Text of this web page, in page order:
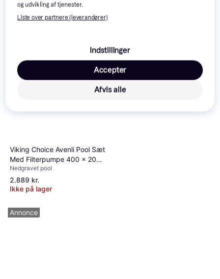
Swim & Fun Inground Pool
26.131 kr.
Viking Choice Avenli Pool Sæt
Med Filterpumpe 400 x 200
x 99 cm
Nedgravet pool
2.889 kr.
Ikke på lager
Annonce
og udvikling af tjenester.
Liste over partnere (leverandører)
Indstillinger
Afvis alle
Accepter